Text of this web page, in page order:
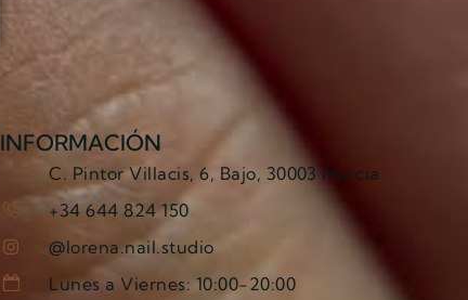
INFORMACIÓN
C. Pintor Villacis, 6, Bajo, 30003 Murcia
+34 644 824 150
@lorena.nail.studio
Lunes a Viernes: 10:00-20:00